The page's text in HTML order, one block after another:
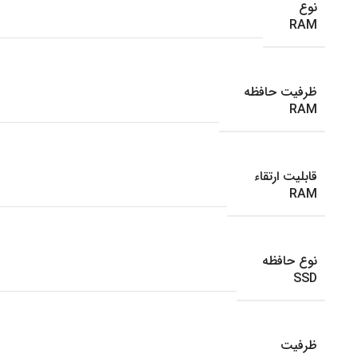
نوع
RAM
ظرفیت حافظه
RAM
قابلیت ارتقاء
RAM
نوع حافظه
SSD
ظرفیت